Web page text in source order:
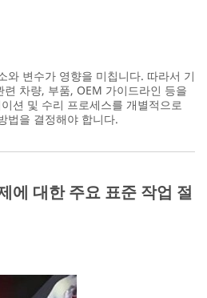
와 변수가 영향을 미칩니다. 따라서 기
차량, 부품, OEM 가이드라인 등을
션 및 수리 프로세스를 개별적으로
법을 결정해야 합니다.
에 대한 주요 표준 작업 절